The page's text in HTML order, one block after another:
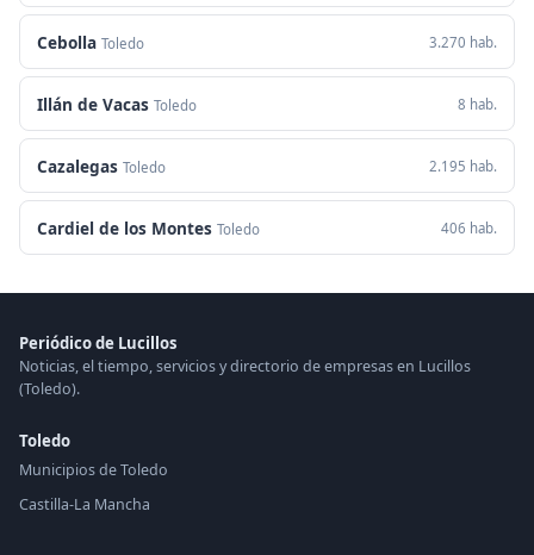
Cebolla Toledo 3.270 hab.
Illán de Vacas Toledo 8 hab.
Cazalegas Toledo 2.195 hab.
Cardiel de los Montes Toledo 406 hab.
Periódico de Lucillos
Noticias, el tiempo, servicios y directorio de empresas en Lucillos
(Toledo).
Toledo
Municipios de Toledo
Castilla-La Mancha